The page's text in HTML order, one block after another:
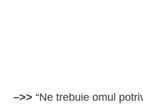
–>> “Ne trebuie omul